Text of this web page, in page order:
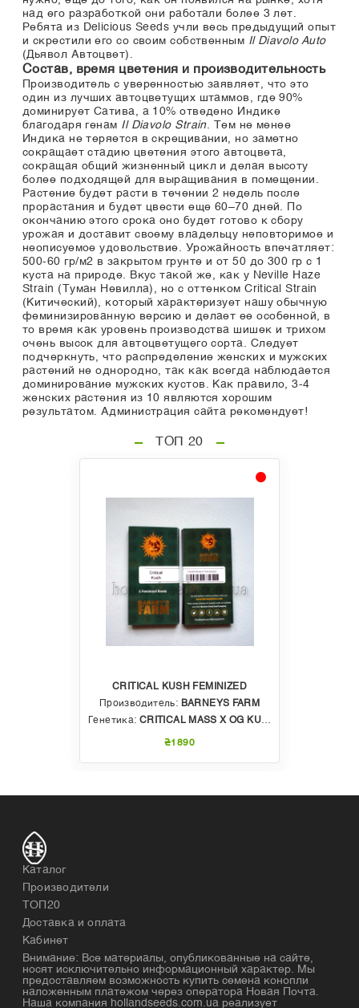
над его разработкой они работали более 3 лет.
Ребята из Delicious Seeds учли весь предыдущий опыт
и скрестили его со своим собственным Il Diavolo Auto
(Дьявол Автоцвет).
Состав, время цветения и производительность
Производитель с уверенностью заявляет, что это
один из лучших автоцветущих штаммов, где 90%
доминирует Сатива, а 10% отведено Индике
благодаря генам Il Diavolo Strain. Тем не менее
Индика не теряется в скрещивании, но заметно
сокращает стадию цветения этого автоцвета,
сокращая общий жизненный цикл и делая высоту
более подходящей для выращивания в помещении.
Растение будет расти в течении 2 недель после
прорастания и будет цвести еще 60–70 дней. По
окончанию этого срока оно будет готово к сбору
урожая и доставит своему владельцу неповторимое и
неописуемое удовольствие. Урожайность впечатляет:
500-60 гр/м2 в закрытом грунте и от 50 до 300 гр с 1
куста на природе. Вкус такой же, как у Neville Haze
Strain (Туман Невилла), но с оттенком Critical Strain
(Китический), который характеризует нашу обычную
феминизированную версию и делает ее особенной, в
то время как уровень производства шишек и трихом
очень высок для автоцветущего сорта. Следует
подчеркнуть, что распределение женских и мужских
растений не однородно, так как всегда наблюдается
доминирование мужских кустов. Как правило, 3-4
женских растения из 10 являются хорошим
результатом. Администрация сайта рекомендует!
ТОП 20
CRITICAL KUSH FEMINIZED
Производитель: BARNEYS FARM
Генетика: CRITICAL MASS X OG KUSH
₴1890
Каталог
Производители
ТОП20
Доставка и оплата
Кабинет
Внимание: Все материалы, опубликованные на сайте,
носят исключительно информационный характер. Мы
предоставляем возможность купить семена конопли
наложенным платежом через оператора Новая Почта.
Наша компания hollandseeds.com.ua реализует